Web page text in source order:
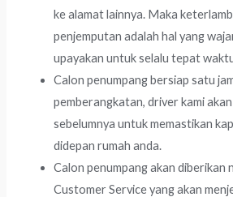
ke alamat lainnya. Maka
penjemputan adalah hal yang
upayakan untuk selalu tepat
Calon penumpang bersiap satu
pemberangkatan, driver kami
sebelumnya untuk memastikan
didepan rumah anda.
Calon penumpang akan diberikan
Customer Service yang akan